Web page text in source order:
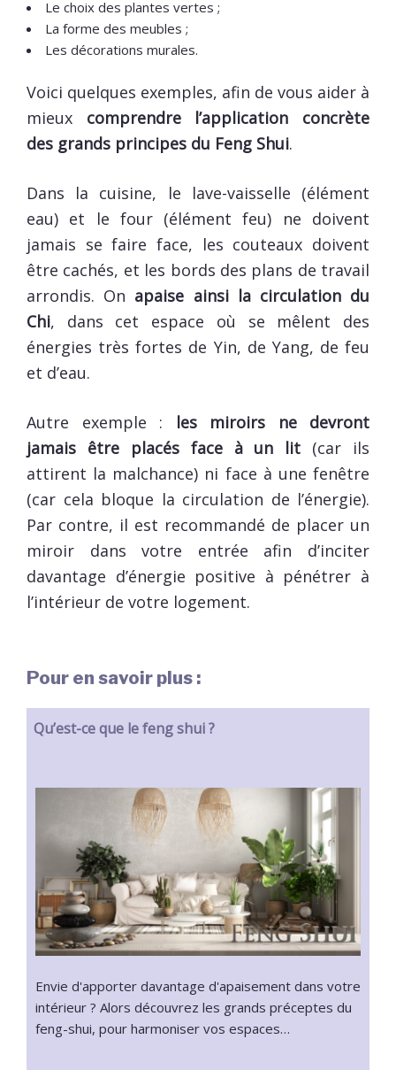
Le choix des plantes vertes ;
La forme des meubles ;
Les décorations murales.
Voici quelques exemples, afin de vous aider à
mieux comprendre l’application concrète
des grands principes du Feng Shui.
Dans la cuisine, le lave-vaisselle (élément
eau) et le four (élément feu) ne doivent
jamais se faire face, les couteaux doivent
être cachés, et les bords des plans de travail
arrondis. On apaise ainsi la circulation du
Chi, dans cet espace où se mêlent des
énergies très fortes de Yin, de Yang, de feu
et d’eau.
Autre exemple :
les miroirs ne devront
jamais être placés face à un lit (car ils
attirent la malchance) ni face à une fenêtre
(car cela bloque la circulation de l’énergie).
Par contre, il est recommandé de placer un
miroir dans votre entrée afin d’inciter
davantage d’énergie positive à pénétrer à
l’intérieur de votre logement.
Pour en savoir plus :
Qu’est-ce que le feng shui ?
Envie d'apporter davantage d'apaisement dans votre
intérieur ? Alors découvrez les grands préceptes du
feng-shui, pour harmoniser vos espaces…